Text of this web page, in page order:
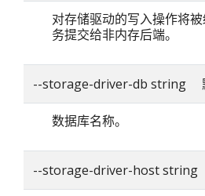
对存储驱动的写入操作将
务提交给非内存后端。
--storage-driver-db string
数据库名称。
--storage-driver-host string